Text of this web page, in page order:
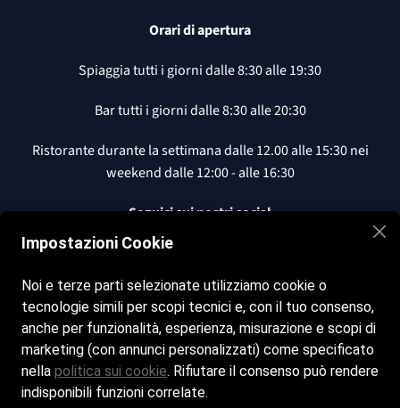
Orari di apertura
Spiaggia tutti i giorni dalle8:30 alle 19:30
Bar tutti i giorni dalle8:30 alle 20:30
Ristorante durante la settimana dalle12.00 alle 15:30 nei
weekend dalle 12:00 - alle 16:30
Seguici sui nostri social
Instagram
Contatti
manfcarignani@hotmail.com
Impostazioni Cookie
Noi e terze parti selezionate utilizziamo cookie o
tecnologie simili per scopi tecnici e, con il tuo consenso,
anche per funzionalità, esperienza, misurazione e scopi di
marketing (con annunci personalizzati) come specificato
nella politica sui cookie. Rifiutare il consenso può rendere
indisponibili funzioni correlate.